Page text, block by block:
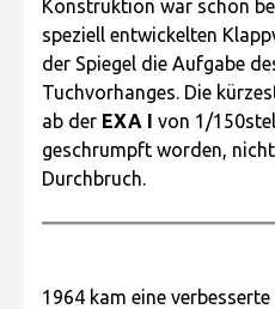
Konstruktion war schon
speziell entwickelten
der Spiegel die Aufgabe
Tuchvorhanges. Die
ab der EXA I von 1/
geschrumpft worden,
Durchbruch.
1964 kam eine